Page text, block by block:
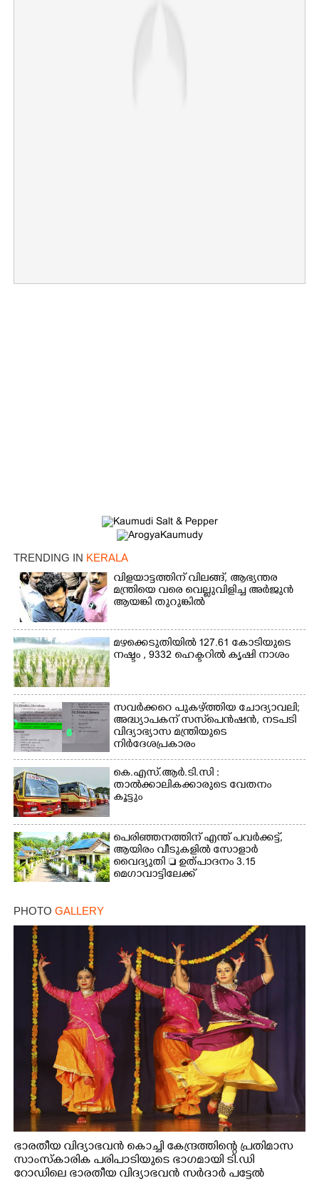
TRENDING IN KERALA
വിളയാട്ടത്തിന് വിലങ്ങ്, ആഭ്യന്തര
മന്ത്രിയെ വരെ വെല്ലുവിളിച്ച അർജുൻ
ആയങ്കി തുറുങ്കിൽ
മഴക്കെടുതിയിൽ 127.61 കോടിയുടെ
നഷ്ടം , 9332 ഹെക്ടറിൽ കൃഷി നാശം
സവർക്കറെ പുകഴ്ത്തിയ ചോദ്യാവലി;
അദ്ധ്യാപകന് സസ്‌പെൻഷൻ, നടപടി
വിദ്യാഭ്യാസ മന്ത്രിയുടെ
നിർദേശപ്രകാരം
കെ.എസ്.ആർ.ടി.സി :
താൽക്കാലികക്കാരുടെ വേതനം
കൂട്ടും
പെരിഞ്ഞനത്തിന് എന്ത് പവർക്കട്ട്,​
ആയിരം വീടുകളിൽ സോളാർ
വൈദ്യുതി  ഉത്പാദനം 3.15
മെഗാവാട്ടിലേക്ക്
PHOTO GALLERY
ഭാരതീയ വിദ്യാഭവൻ കൊച്ചി കേന്ദ്രത്തിന്റെ പ്രതിമാസ
സാംസ്കാരിക പരിപാടിയുടെ ഭാഗമായി ടി.ഡി
റോഡിലെ ഭാരതീയ വിദ്യാഭവൻ സർദാർ പട്ടേൽ